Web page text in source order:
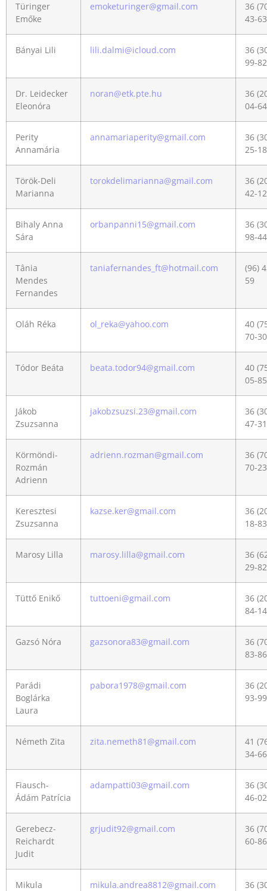
Türinger
Emőke
emoketuringer@gmail.com
36
43-63
Bányai Lili lili.dalmi@icloud.com
36
99-82
Dr. Leidecker
Eleonóra
noran@etk.pte.hu
36
04-64
Perity
Annamária
annamariaperity@gmail.com
36
25-18
Török-Deli
Marianna
torokdelimarianna@gmail.com
36
42-12
Bihaly Anna
Sára
orbanpanni15@gmail.com
36
98-44
Tânia
Mendes
Fernandes
taniafernandes_ft@hotmail.com
(96)
59
Oláh Réka ol_reka@yahoo.com
40
70-30
Tódor Beáta beata.todor94@gmail.com
40
05-85
Jákob
Zsuzsanna
jakobzsuzsi.23@gmail.com
36
47-31
Körmöndi-
Rozmán
Adrienn
adrienn.rozman@gmail.com
36
70-23
Keresztesi
Zsuzsanna
kazse.ker@gmail.com
36
18-83
Marosy Lilla marosy.lilla@gmail.com
36
29-82
Tüttő Enikő tuttoeni@gmail.com
36
84-14
Gazsó Nóra gazsonora83@gmail.com
36
83-86
Parádi
Boglárka
Laura
pabora1978@gmail.com
36
93-99
Németh Zita zita.nemeth81@gmail.com
41
34-66
Fiausch-
Ádám Patrícia
adampatti03@gmail.com
36
46-02
Gerebecz-
Reichardt
Judit
grjudit92@gmail.com
36
60-86
Mikula
mikula.andrea8812@gmail.com
36